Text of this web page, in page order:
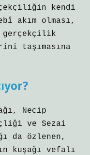
kendi
akım olması,
gerçekçilik
taşımasına
Necip
ve Sezai
da özlenen,
kuşağı vefalı